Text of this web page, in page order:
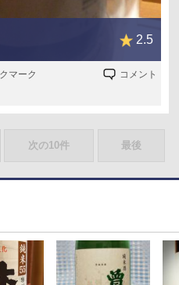
2.5
マーク コメント
次の10件 最後